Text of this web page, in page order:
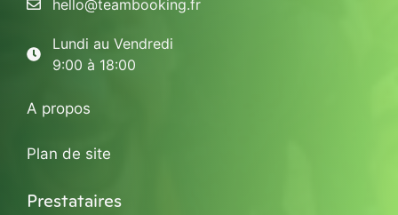
hello@teambooking.fr
Lundi au Vendredi
9:00 à 18:00
A propos
Plan de site
Prestataires